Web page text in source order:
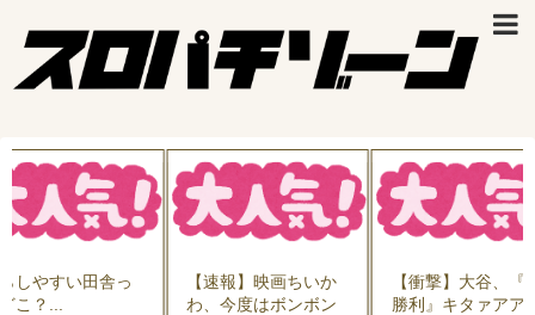
田舎っ
【速報】映画ちいか
わ、今度はボンボン
【衝撃】大谷、『大
勝利』キタァアアア